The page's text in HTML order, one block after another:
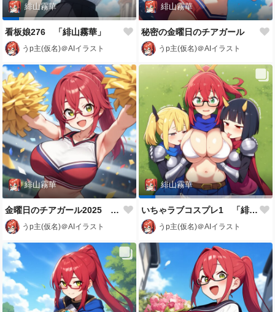
緋山霧華
看板娘276 「緋山霧華」
うp主(仮名)＠AIイラスト
緋山霧華
秘密の金曜日のチアガール
うp主(仮名)＠AIイラスト
緋山霧華
金曜日のチアガール2025 「緋山霧華」
うp主(仮名)＠AIイラスト
緋山霧華
いちゃラブコスプレ1 「緋山霧華」
うp主(仮名)＠AIイラスト